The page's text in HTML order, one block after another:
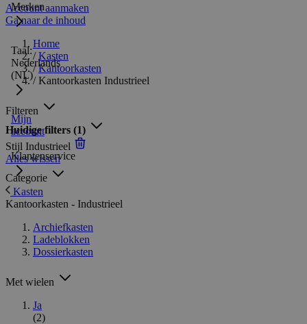
Merken
Taal:
Nederlands
(NL)
Mijn
account
Klantenservice
Account aanmaken
Ga naar de inhoud
Home
/ Kasten
/ Kantoorkasten
/ Kantoorkasten Industrieel
Filteren
Huidige filters (1)
Stijl Industrieel
Alles wissen
Categorie
Kasten
Kantoorkasten - Industrieel
Archiefkasten
Ladeblokken
Dossierkasten
Met wielen
Ja
(2)